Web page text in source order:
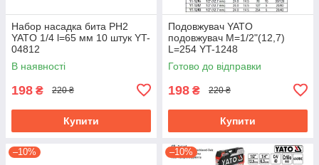
Набор насадка бита PН2
YATO 1/4 l=65 мм 10 штук YT-
04812
В наявності
198 ₴ 220 ₴
Купити
Подовжувач YATO
подовжувач M=1/2"(12,7)
L=254 YT-1248
Готово до відправки
198 ₴ 220 ₴
Купити
–10% –10%